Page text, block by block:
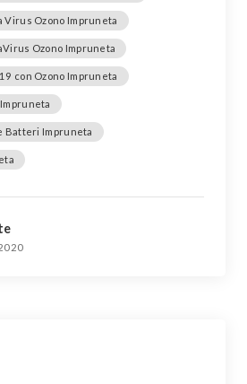
Virus Ozono Impruneta
Ozono Impruneta
con Ozono Impruneta
Batteri Impruneta